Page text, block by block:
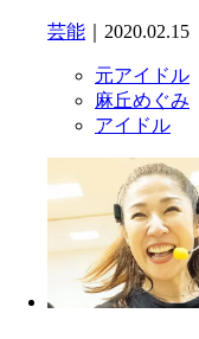
芸能 ｜2020.02.15
元アイドル
麻丘めぐみ
アイドル